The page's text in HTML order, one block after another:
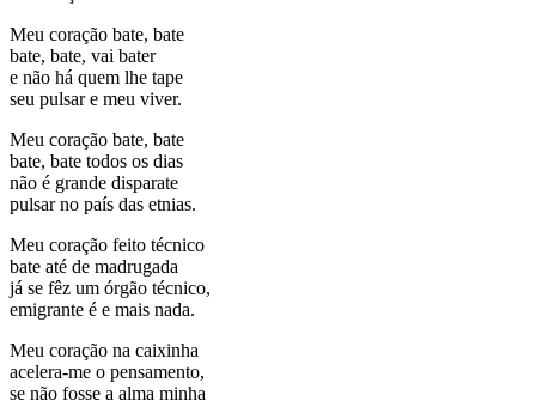
Meu coração bate, bate
bate, bate, vai bater
e não há quem lhe tape
seu pulsar e meu viver.
Meu coração bate, bate
bate, bate todos os dias
não é grande disparate
pulsar no país das etnias.
Meu coração feito técnico
bate até de madrugada
já se fêz um órgão técnico,
emigrante é e mais nada.
Meu coração na caixinha
acelera-me o pensamento,
se não fosse a alma minha